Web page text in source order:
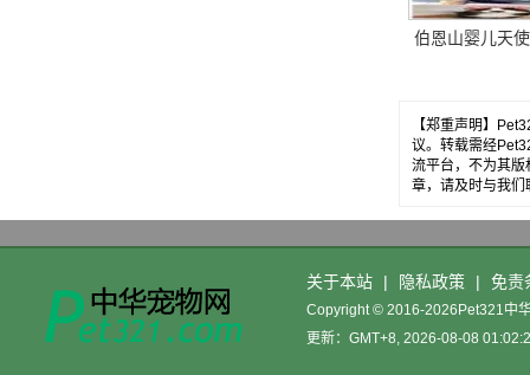
伯恩山婴儿天
【郑重声明】
议。转载需经
流平台，不为其
章，请及时与我
关于本站 | 隐私政策 | 免责
Copyright © 2016-2026Pet321中
更新：GMT+8, 2026-08-08